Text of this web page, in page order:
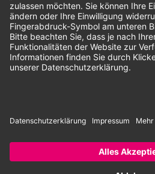
Unsere Zahlungsarten:
Rechnung SEPA-Lastschrift